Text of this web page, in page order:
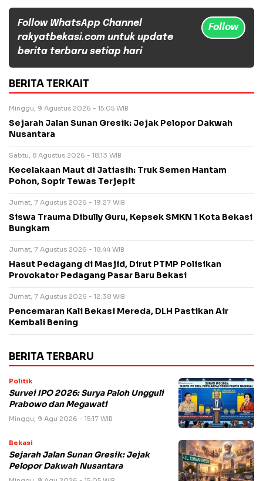
Follow WhatsApp Channel
rakyatbekasi.com untuk update
berita terbaru setiap hari
Follow
BERITA TERKAIT
Minggu, 9 Agustus 2026 - 15:05 WIB
Sejarah Jalan Sunan Gresik: Jejak Pelopor Dakwah
Nusantara
Sabtu, 8 Agustus 2026 - 18:13 WIB
Kecelakaan Maut di Jatiasih: Truk Semen Hantam
Pohon, Sopir Tewas Terjepit
Jumat, 7 Agustus 2026 - 19:27 WIB
Siswa Trauma Dibully Guru, Kepsek SMKN 1 Kota Bekasi
Bungkam
Jumat, 7 Agustus 2026 - 18:44 WIB
Hasut Pedagang di Masjid, Dirut PTMP Polisikan
Provokator Pedagang Pasar Baru Bekasi
Jumat, 7 Agustus 2026 - 12:38 WIB
Pencemaran Kali Bekasi Mereda, DLH Pastikan Air
Kembali Bening
BERITA TERBARU
Politik
Survei IPO 2026: Surya Paloh Ungguli
Prabowo dan Megawati
Minggu, 9 Agu 2026 - 15:17 WIB
Bekasi
Sejarah Jalan Sunan Gresik: Jejak
Pelopor Dakwah Nusantara